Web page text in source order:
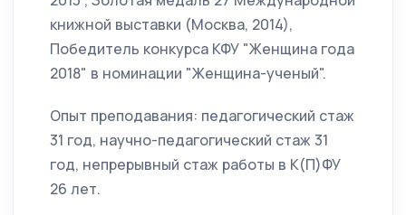
книжной выставки (Москва, 2014),
Победитель конкурса КФУ "Женщина года
2018" в номинации "Женщина-ученый".
Опыт преподавания: педагогический стаж
31 год, научно-педагогический стаж 31
год, непрерывный стаж работы в К(П)ФУ
26 лет.